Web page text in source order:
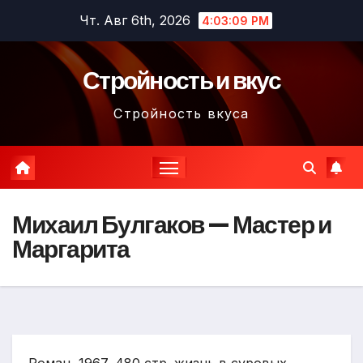
содержимому
Чт. Авг 6th, 2026 4:03:10 PM
Стройность и вкус
Стройность вкуса
Михаил Булгаков — Мастер и
Маргарита